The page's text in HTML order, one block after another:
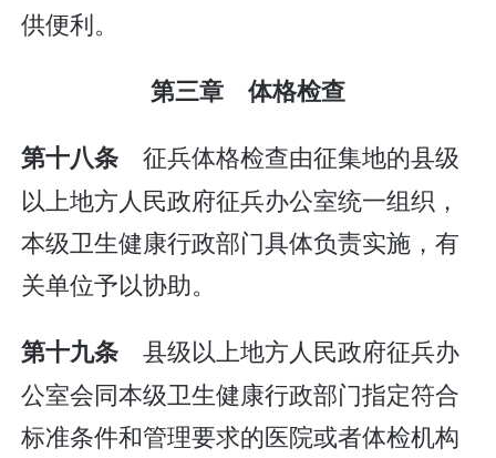
供便利。
第三章 体格检查
第十八条 征兵体格检查由征集地的县级
以上地方人民政府征兵办公室统一组织，
本级卫生健康行政部门具体负责实施，有
关单位予以协助。
第十九条 县级以上地方人民政府征兵办
公室会同本级卫生健康行政部门指定符合
标准条件和管理要求的医院或者体检机构